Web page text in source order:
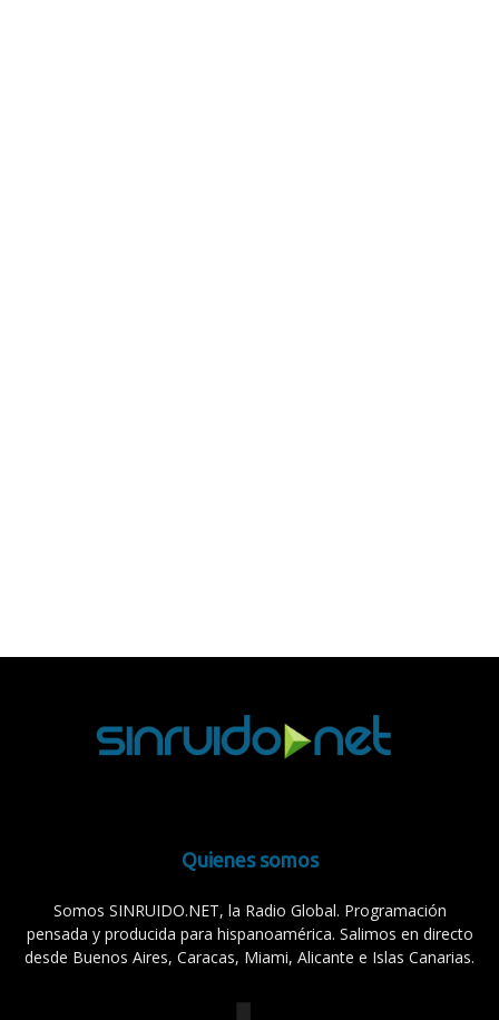
Quienes somos
Somos SINRUIDO.NET, la Radio Global. Programación
pensada y producida para hispanoamérica. Salimos en directo
desde Buenos Aires, Caracas, Miami, Alicante e Islas Canarias.